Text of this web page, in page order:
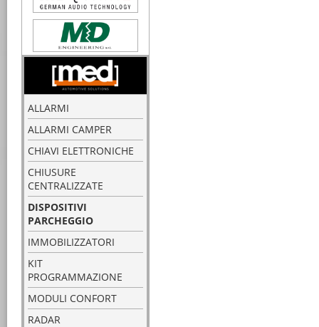
ALLARMI
ALLARMI CAMPER
CHIAVI ELETTRONICHE
CHIUSURE
CENTRALIZZATE
DISPOSITIVI
PARCHEGGIO
IMMOBILIZZATORI
KIT
PROGRAMMAZIONE
MODULI CONFORT
RADAR